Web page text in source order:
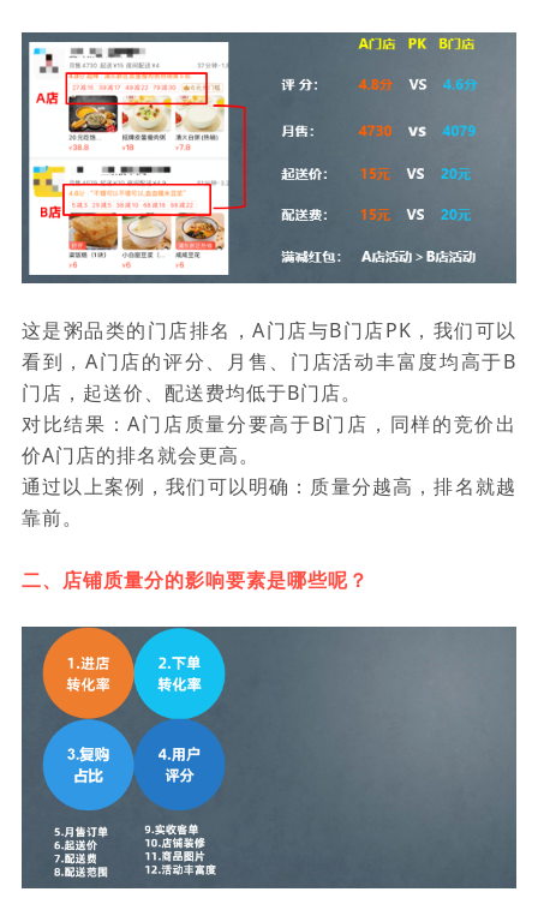
这是粥品类的门店排名，A门店与B门店PK，我们可以
看到，A门店的评分、月售、门店活动丰富度均高于B
门店，起送价、配送费均低于B门店。
对比结果：A门店质量分要高于B门店，同样的竞价出
价A门店的排名就会更高。
通过以上案例，我们可以明确：质量分越高，排名就越
靠前。
二、店铺质量分的影响要素是哪些呢？